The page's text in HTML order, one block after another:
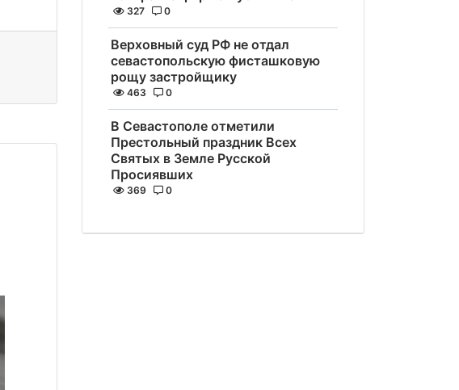
327 0
Верховный суд РФ не отдал
севастопольскую фисташковую
рощу застройщику
463 0
В Севастополе отметили
Престольный праздник Всех
Святых в Земле Русской
Просиявших
369 0